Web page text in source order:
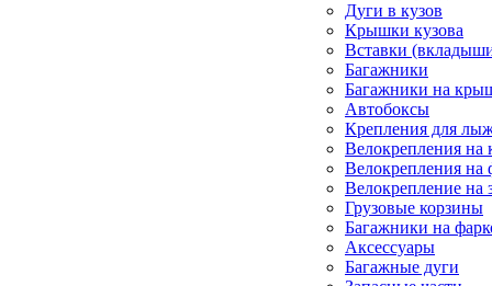
Дуги в кузов
Крышки кузова
Вставки
Багажники
Багажники на
Автобоксы
Крепления для
Велокрепления
Велокрепления на
Велокрепление на
Грузовые корзины
Багажники на
Аксессуары
Багажные дуги